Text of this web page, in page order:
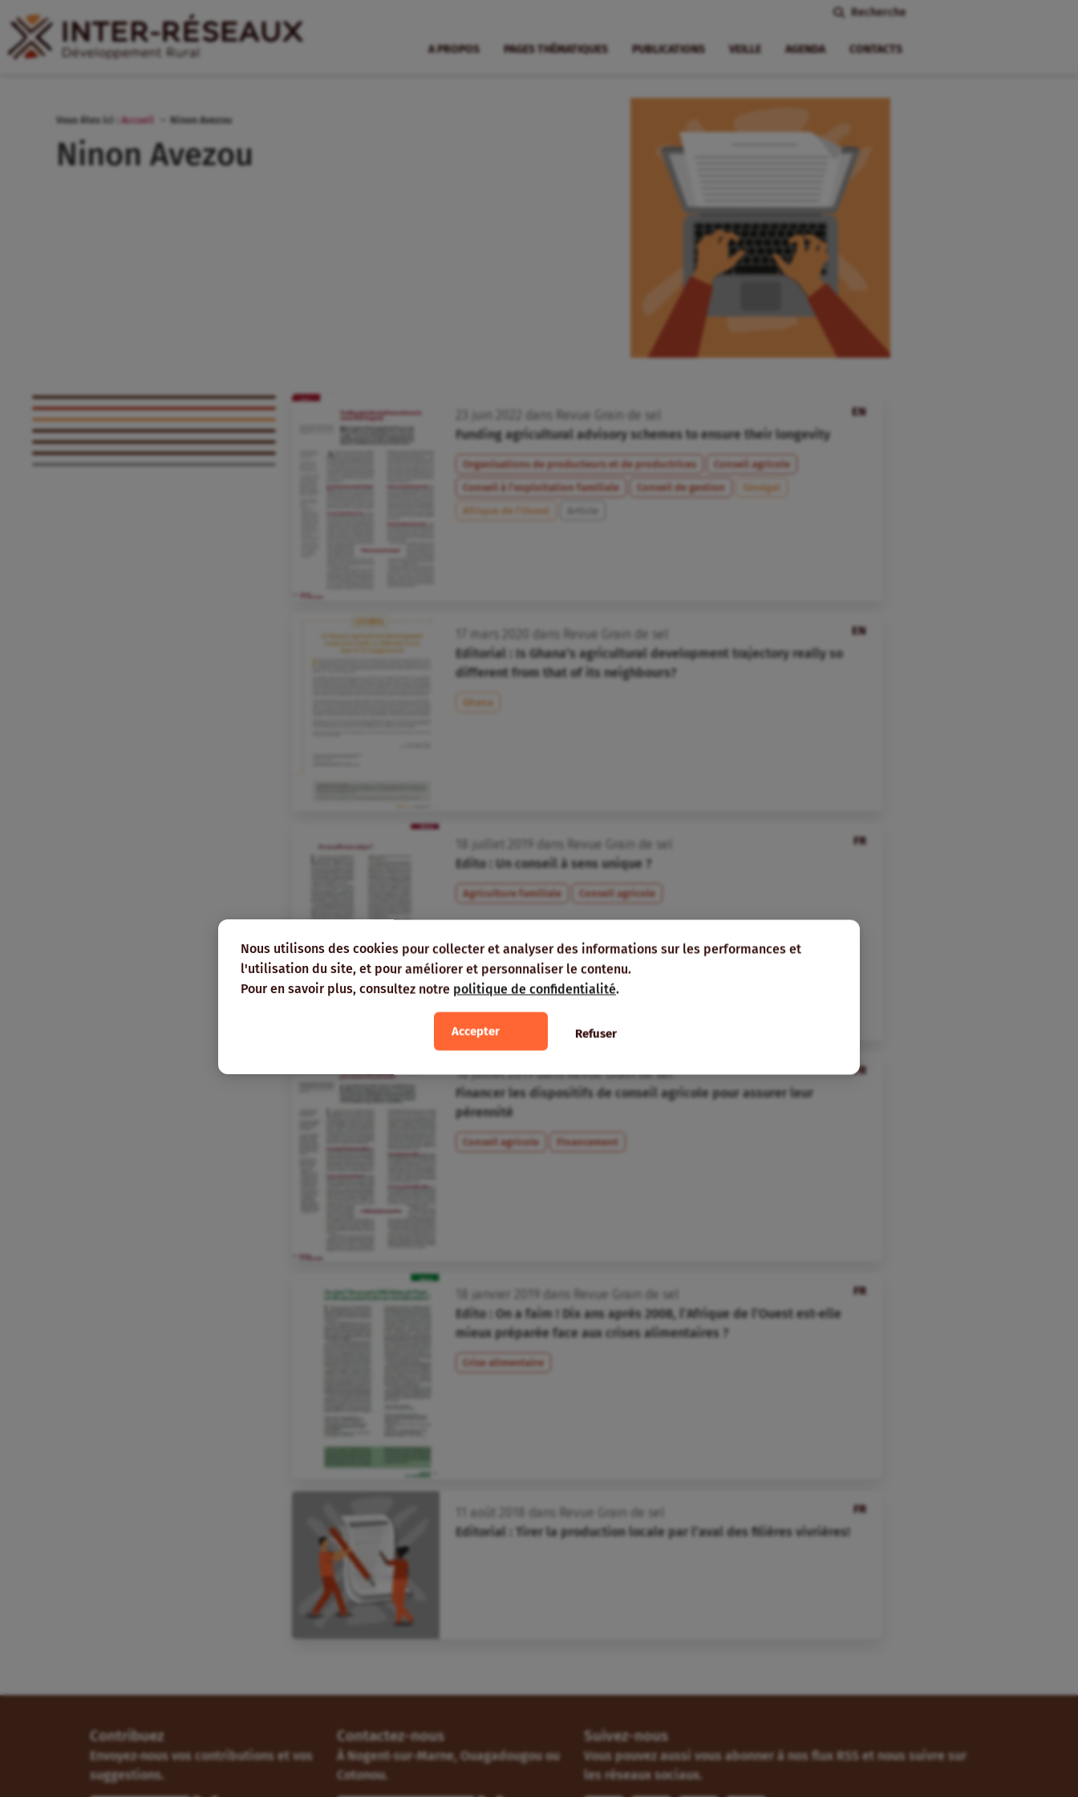
Nous utilisons des cookies pour collecter et analyser des informations sur les performances et
l'utilisation du site, et pour améliorer et personnaliser le contenu.
Pour en savoir plus, consultez notre politique de confidentialité.
Accepter Refuser
Recherche
A PROPOS PAGES THÉMATIQUES PUBLICATIONS VEILLE AGENDA CONTACTS
Vous êtes ici : Accueil Ninon Avezou
Ninon Avezou
EN
dans
Revue Grain de sel
Funding agricultural advisory schemes to ensure their longevity
Organisations de producteurs et de productrices
Conseil agricole
Conseil à l’exploitation familiale
Conseil de gestion
Sénégal
Afrique de l’Ouest
EN
mars dans
Revue Grain de sel
Editorial : Is Ghana’s agricultural development trajectory really so
different from that of its neighbours?
Ghana
FR
juillet dans
Revue Grain de sel
Edito : Un conseil à sens unique ?
Agriculture familiale Conseil agricole
FR
18 juillet2019dansRevue Grain de sel
Financer les dispositifs de conseil agricole pour assurer leur
pérennité
Conseil agricole Financement
FR
janvier dans
Revue Grain de sel
Edito : On a faim ! Dix ans après 2008, l’Afrique de l’Ouest est-elle
mieux préparée face aux crises alimentaires ?
Crise alimentaire
FR
août dans
Revue Grain de sel
Editorial : Tirer la production locale par l’aval des filières vivrières!
Contribuez
Envoyez-nous vos contributions et vos
suggestions.
Contactez-nous
À Nogent-sur-Marne, Ouagadougou ou
Cotonou.
Suivez-nous
Vous pouvez aussi vous abonner à nos flux RSS et nous suivre sur
les réseaux sociaux.